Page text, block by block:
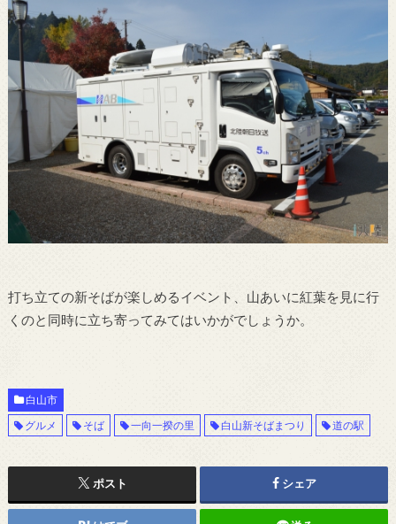
打ち立ての新そばが楽しめるイベント、山あいに紅葉を見に行
くのと同時に立ち寄ってみてはいかがでしょうか。
白山市
グルメ
そば 一向一揆の里 白山新そばまつり 道の駅
ポスト シェア